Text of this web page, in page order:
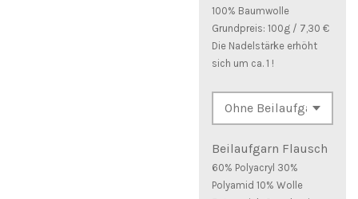
100% Baumwolle
Grundpreis: 100g / 7,30 €
Die Nadelstärke erhöht
sich um ca. 1 !
Beilaufgarn Flausch
60% Polyacryl 30%
Polyamid 10% Wolle